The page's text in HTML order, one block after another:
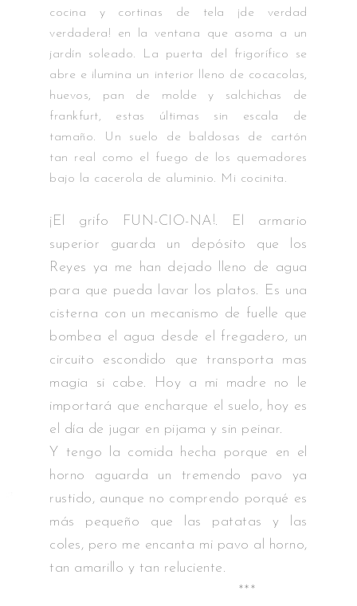
cocina y cortinas de tela ¡de verdad
verdadera! en la ventana que asoma a un
jardín soleado. La puerta del frigorífico se
abre e ilumina un interior lleno de cocacolas,
huevos, pan de molde y salchichas de
frankfurt, estas últimas sin escala de
tamaño. Un suelo de baldosas de cartón
tan real como el fuego de los quemadores
bajo la cacerola de aluminio. Mi cocinita.
¡El grifo FUN-CIO-NA!. El armario
superior guarda un depósito que los
Reyes ya me han dejado lleno de agua
para que pueda lavar los platos. Es una
cisterna con un mecanismo de fuelle que
bombea el agua desde el fregadero, un
circuito escondido que transporta mas
magia si cabe. Hoy a mi madre no le
importará que encharque el suelo, hoy es
el día de jugar en pijama y sin peinar.
Y tengo la comida hecha porque en el
horno aguarda un tremendo pavo ya
rustido, aunque no comprendo porqué es
más pequeño que las patatas y las
coles, pero me encanta mi pavo al horno,
tan amarillo y tan reluciente.
***